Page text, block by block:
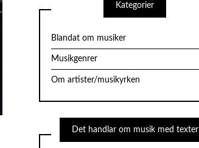
Kategorier
Blandat om musiker
Musikgenrer
Om artister/musikyrken
Det handlar om musik med texter